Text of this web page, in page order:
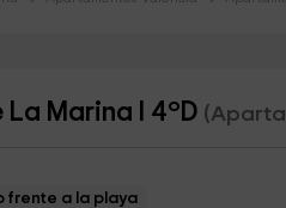
Marina I 4ºD
frente a la playa